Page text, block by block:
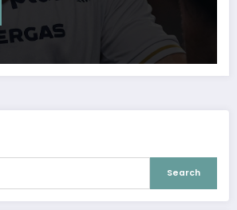
Search